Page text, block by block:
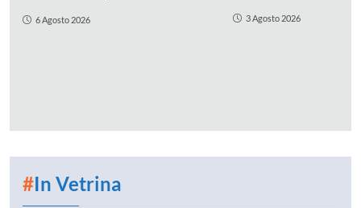
6 Agosto 2026 3 Agosto 2026
#In Vetrina